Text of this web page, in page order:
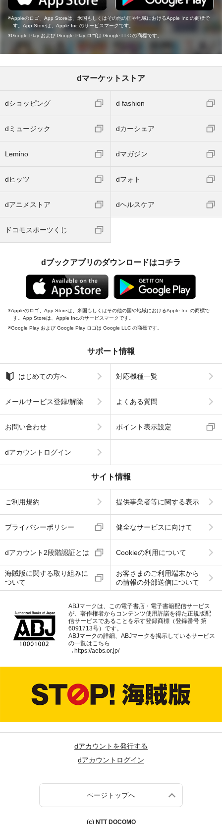
Appleのロゴ、App Storeは、米国もしくはその他の国や地域におけるApple Inc.の商標で
す。App Storeは、Apple Inc.のサービスマークです。
Google Play および Google Play ロゴは Google LLC の商標です。
dマーケットストア
dショッピング d fashion
dミュージック dカーシェア
Lemino dマガジン
dヒッツ dフォト
dアニメストア dヘルスケア
ドコモスポーツくじ
dブックアプリのダウンロードはコチラ
Appleのロゴ、App Storeは、米国もしくはその他の国や地域におけるApple Inc.の商標で
す。App Storeは、Apple Inc.のサービスマークです。
Google Play および Google Play ロゴは Google LLC の商標です。
サポート情報
はじめての方へ 対応機種一覧
メールサービス登録/解除 よくある質問
お問い合わせ ポイント表示設定
dアカウントログイン
サイト情報
ご利用規約 提供事業者等に関する表示
プライバシーポリシー 健全なサービスに向けて
dアカウント2段階認証とは Cookieの利用について
海賊版に関する取り組みに
ついて
お客さまのご利用端末から
の情報の外部送信について
ABJマークは、この電子書店・電子書籍配信サービス
が、著作権者からコンテンツ使用許諾を得た正規版配
信サービスであることを示す登録商標（登録番号 第
6091713号）です。
ABJマークの詳細、ABJマークを掲示しているサービス
の一覧はこちら
→ https://aebs.or.jp/
dアカウントを発行する
dアカウントログイン
ページトップへ
(c) NTT DOCOMO